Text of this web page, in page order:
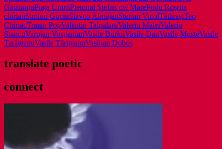
GătăianţuPiaţa UniriiPietonal Ştefan cel MarePodu Roşrita
chirianSimion GociuSlavco AlmăjanSterian VicolTătăraşiTeo
ChiriacTraian PopValentin TalpalaruValeriu MateiValeriu
StancuVarujan VosganianVasile BurluiVasile DanVasile MusteVasile
TarâţeanuVasile TăriţeanuVasilian Doboş
translate poetic
connect